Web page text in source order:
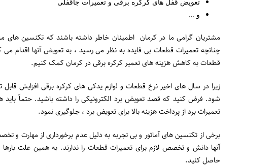
تعویض قفل های کرکره برقی و تعمیرات جاقفلی
و …
مشتریان گرامی ما در کرمان اطمینان خاطر داشته باشند که تکنسین های
چنانچه تعمیرات قطعات بی فایده به نظر می رسید ، به تعویض آنها اقدام
قطعات به کاهش هزینه های تعمیر کرکره برقی در کرمان کمک کنیم.
زیرا در سال های اخیر نرخ قطعات و لوازم یدکی های کرکره برقی افزایش
شود. فرض کنید که قصد تعویض برد الکترونیکی را داشته باشید. حتماً باید
تعمیرات برد از پرداخت هزینه بالا برای تعویض برد ، جلوگیری نمود.
برخی از تکنسین های آماتور و بی تجربه به دلیل عدم برخورداری از مهارت و
آنها دانش و تخصص لازم برای تعمیرات قطعات را ندارند. به همین علت
حاصل کنید.